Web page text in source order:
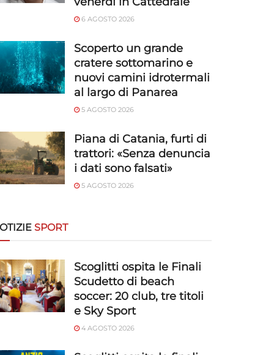
6 AGOSTO 2026
Scoperto un grande
cratere sottomarino e
nuovi camini idrotermali
al largo di Panarea
5 AGOSTO 2026
Piana di Catania, furti di
trattori: «Senza denuncia
i dati sono falsati»
5 AGOSTO 2026
SPORT
Scoglitti ospita le Finali
Scudetto di beach
soccer: 20 club, tre titoli
e Sky Sport
4 AGOSTO 2026